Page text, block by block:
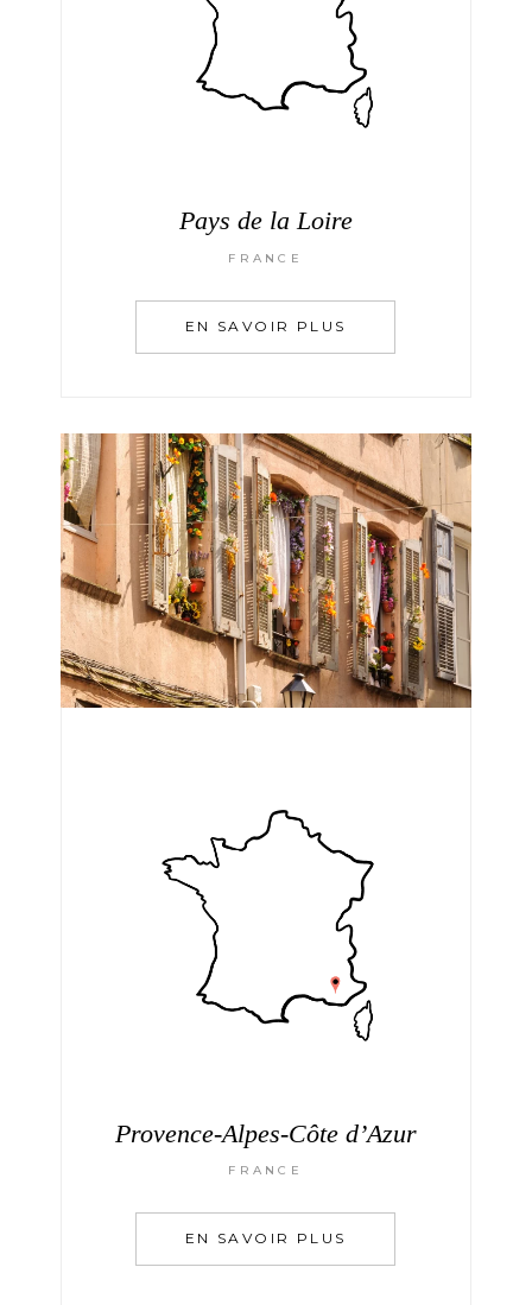
Pays de la Loire
FRANCE
EN SAVOIR PLUS
Provence-Alpes-Côte d’Azur
FRANCE
EN SAVOIR PLUS